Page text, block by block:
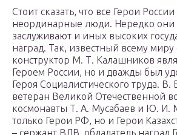
Стоит сказать, что все Герои России
неординарные люди. Нередко они
заслуживают и иных высоких
наград. Так, известный всему
конструктор М. Т. Калашников
Героем России, но и дважды был
Героя Социалистического труда.
ветеран Великой Отечественной
космонавты Т. А. Мусабаев и Ю. И.
только Герои РФ, но и Герои
– сержант ВДВ, обладатель наград